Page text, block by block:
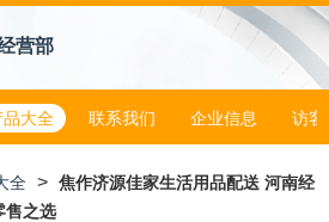
营部
品大全 联系我们 企业信息 访客
全 > 焦作济源佳家生活用品配送 河南经
售之选